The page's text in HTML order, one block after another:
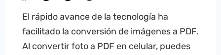
El rápido avance de la tecnología ha
facilitado la conversión de imágenes a PDF.
Al convertir foto a PDF en celular, puedes